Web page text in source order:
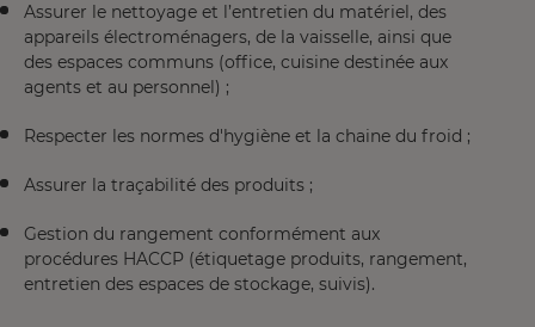
Assurer le nettoyage et l’entretien du matériel, des
appareils électroménagers, de la vaisselle, ainsi que
des espaces communs (office, cuisine destinée aux
agents et au personnel) ;
Respecter les normes d'hygiène et la chaine du froid ;
Assurer la traçabilité des produits ;
Gestion du rangement conformément aux
procédures HACCP (étiquetage produits, rangement,
entretien des espaces de stockage, suivis).